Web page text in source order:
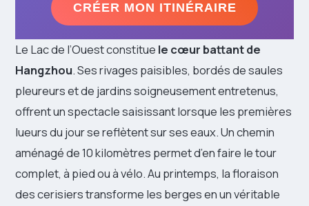
CRÉER MON ITINÉRAIRE
Le Lac de l’Ouest constitue le cœur battant de
Hangzhou. Ses rivages paisibles, bordés de saules
pleureurs et de jardins soigneusement entretenus,
offrent un spectacle saisissant lorsque les premières
lueurs du jour se reflètent sur ses eaux. Un chemin
aménagé de 10 kilomètres permet d’en faire le tour
complet, à pied ou à vélo. Au printemps, la floraison
des cerisiers transforme les berges en un véritable